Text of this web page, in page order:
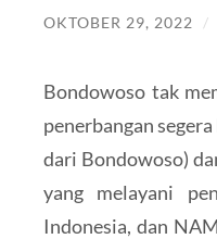
OKTOBER 29, 2022 /
Bondowoso tak
penerbangan
dari Bondowoso)
yang melayani
Indonesia, dan